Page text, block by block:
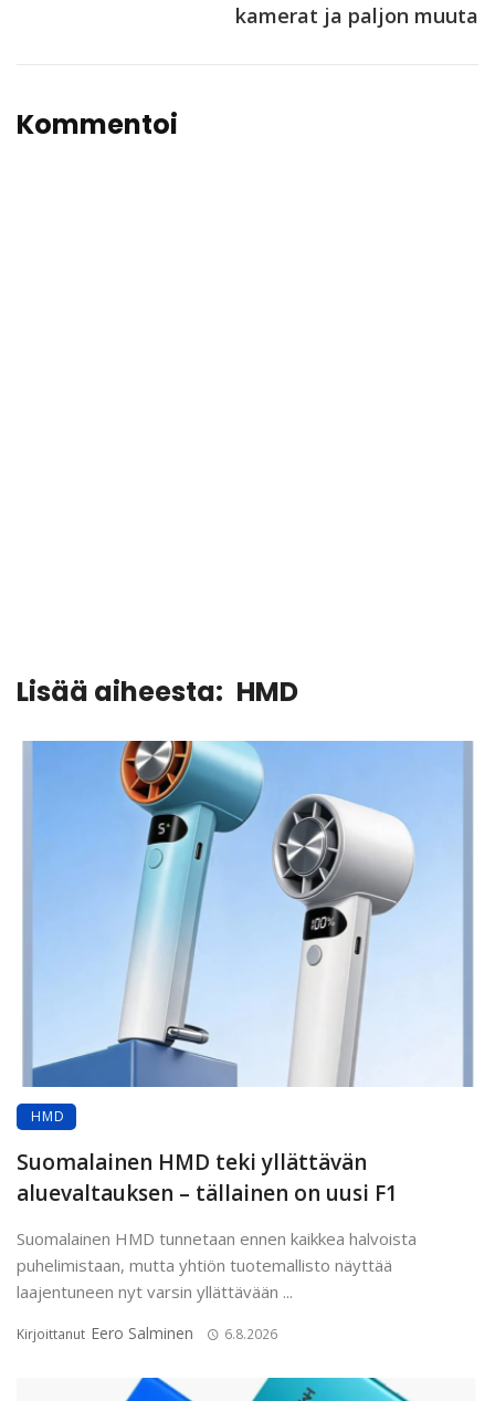
kamerat ja paljon muuta
Kommentoi
Lisää aiheesta: HMD
HMD
Suomalainen HMD teki yllättävän
aluevaltauksen – tällainen on uusi F1
Suomalainen HMD tunnetaan ennen kaikkea halvoista
puhelimistaan, mutta yhtiön tuotemallisto näyttää
laajentuneen nyt varsin yllättävään ...
Kirjoittanut Eero Salminen 6.8.2026